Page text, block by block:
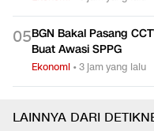
05BGN Bakal Pasang
Buat Awasi SPPG
Ekonomi •3 jam yang lalu
LAINNYA DARI